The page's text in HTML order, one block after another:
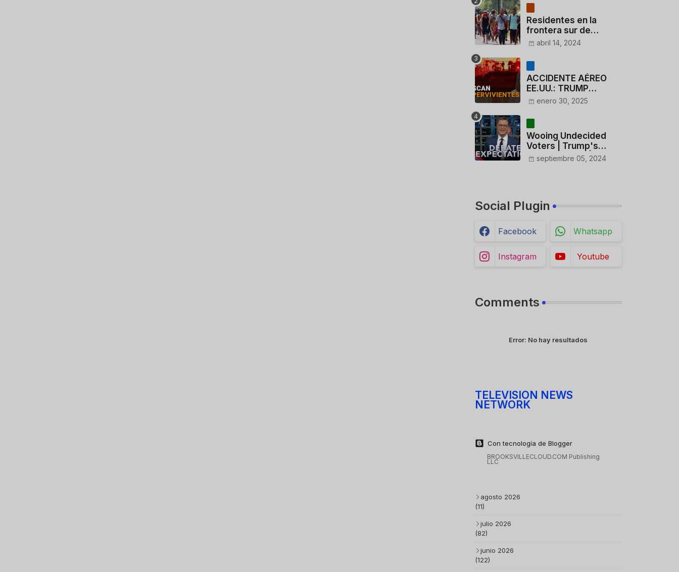
Residentes en la
frontera sur de
México critican a
dólares a migrantes
deportados
abril 14, 2024
ACCIDENTE AÉREO
EE.UU.: TRUMP
CUESTIONA LA
ACTUACIÓN DE LOS
CONTROLADORES y
PILOTO del
HELICÓPTERO
enero 30, 2025
Wooing Undecided
Voters | Trump's
Marijuana Plan | 1990s
septiembre 05, 2024
Social Plugin
Facebook Whatsapp
Instagram Youtube
Comments
Error: No hay resultados
TELEVISION NEWS
NETWORK
Con tecnología de Blogger
BROOKSVILLECLOUD.COM Publishing
LLC
agosto 2026
(11)
julio 2026
(82)
junio 2026
(122)